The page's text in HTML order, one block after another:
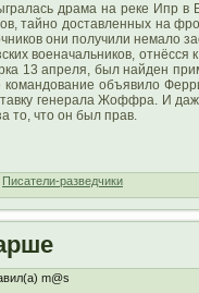
драма на реке Ипр
тайно доставленных на
они получили
военачальников,
13 апреля, был найден
объявило
генерала Жоффра. И
то, что он был прав.
Писатели-разведчики
m@s